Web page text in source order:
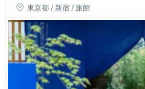
由縁 新宿)
東京都 / 新宿 / 旅館